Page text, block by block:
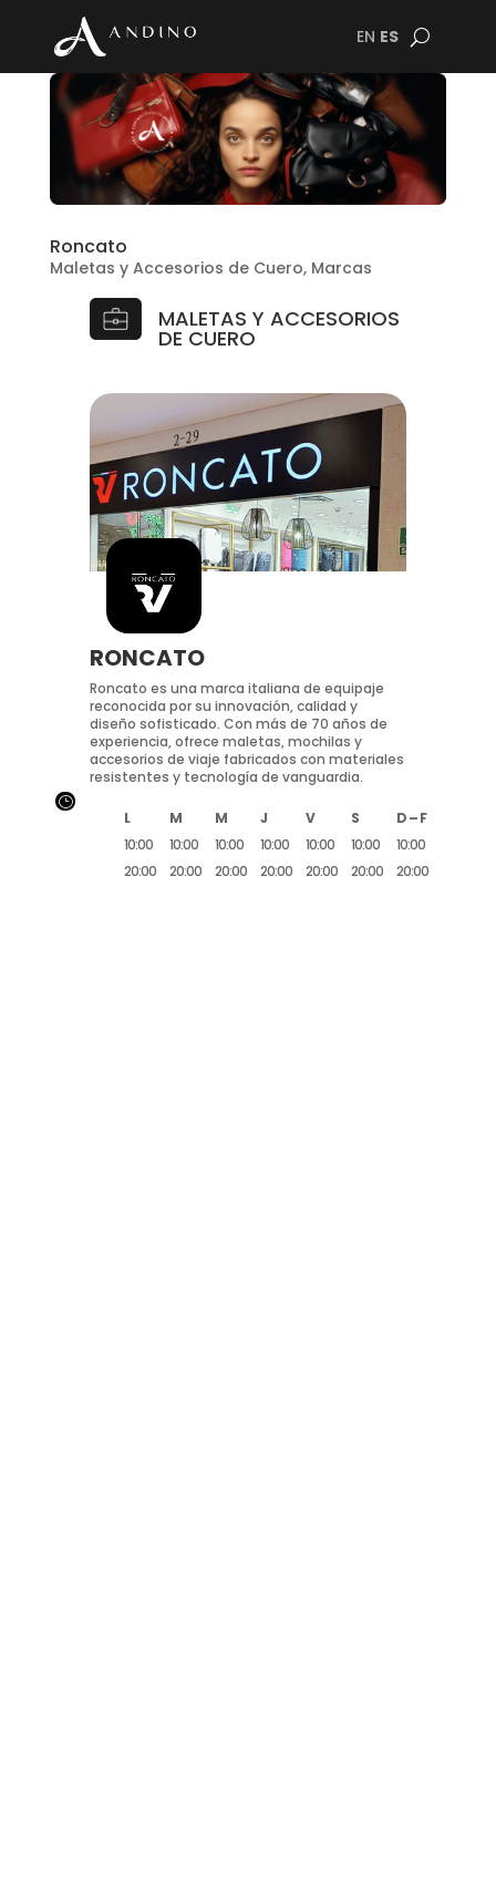
EN ES
Roncato
Maletas y Accesorios de Cuero, Marcas
MALETAS Y ACCESORIOS
DE CUERO
RONCATO
Roncato es una marca italiana de equipaje
reconocida por su innovación, calidad y
diseño sofisticado. Con más de 70 años de
experiencia, ofrece maletas, mochilas y
accesorios de viaje fabricados con materiales
resistentes y tecnología de vanguardia.
L M M J V S
D – F
10:00
20:00
10:00
20:00
10:00
20:00
10:00
20:00
10:00
20:00
10:00
20:00
10:00
20:00
}